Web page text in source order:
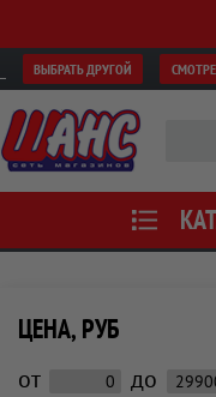
ВЫБРАТЬ ДРУГОЙ
ЦЕНА, РУБ
от до